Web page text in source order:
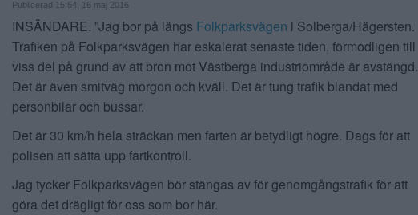
Publicerad 15:54, 16 maj 2016
INSÄNDARE. ”Jag bor på längs Folkparksvägen i Solberga/Hägersten.
Trafiken på Folkparksvägen har eskalerat senaste tiden, förmodligen till
viss del på grund av att bron mot Västberga industriområde är avstängd.
Det är även smitväg morgon och kväll. Det är tung trafik blandat med
personbilar och bussar.
Det är 30 km/h hela sträckan men farten är betydligt högre. Dags för att
polisen att sätta upp fartkontroll.
Jag tycker Folkparksvägen bör stängas av för genomgångstrafik för att
göra det drägligt för oss som bor här.